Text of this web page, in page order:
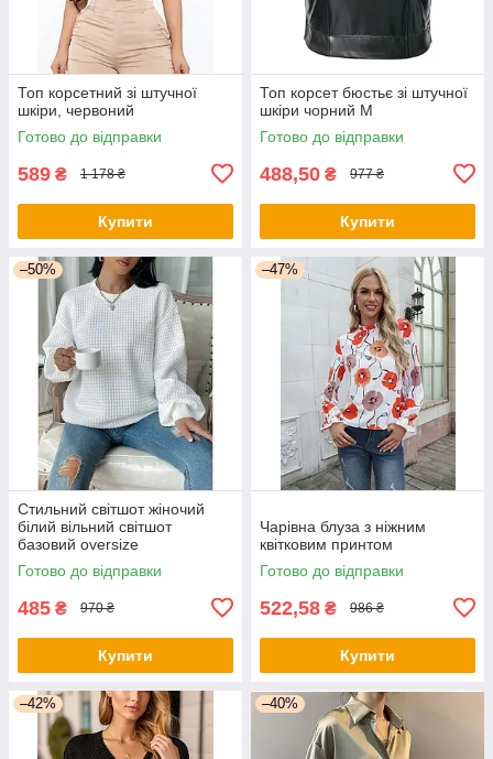
Топ корсетний зі штучної
шкіри, червоний
Готово до відправки
589 ₴ 1 178 ₴
Купити
Топ корсет бюстьє зі штучної
шкіри чорний М
Готово до відправки
488,50 ₴ 977 ₴
Купити
–50%
Стильний світшот жіночий
білий вільний світшот
базовий oversize
Готово до відправки
485 ₴ 970 ₴
Купити
–47%
Чарівна блуза з ніжним
квітковим принтом
Готово до відправки
522,58 ₴ 986 ₴
Купити
–42% –40%